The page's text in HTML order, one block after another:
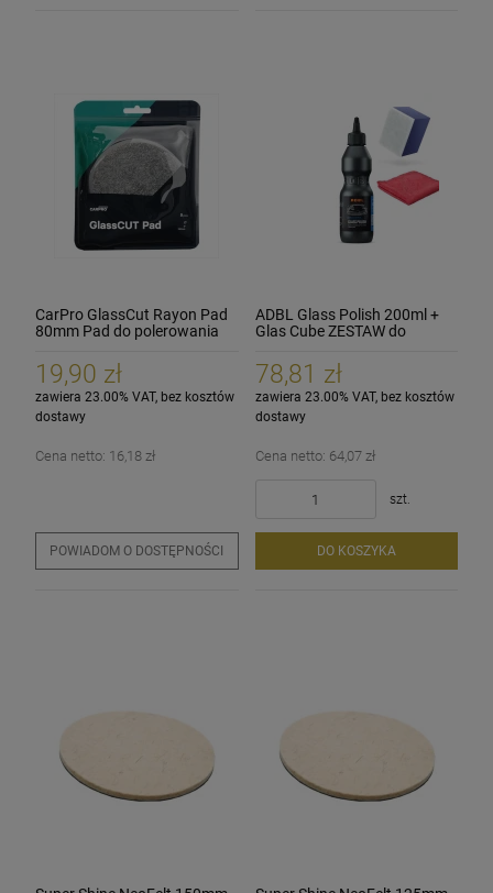
CarPro GlassCut Rayon Pad
80mm Pad do polerowania
19,90 zł
zawiera 23.00% VAT, bez kosztów
dostawy
Cena netto: 16,18 zł
POWIADOM O DOSTĘPNOŚCI
ADBL Glass Polish 200ml +
Glas Cube ZESTAW do
78,81 zł
zawiera 23.00% VAT, bez kosztów
dostawy
Cena netto: 64,07 zł
szt.
DO KOSZYKA